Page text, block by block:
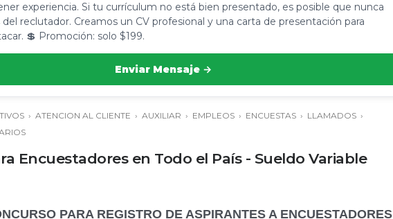
experiencia. Si tu currículum no está bien presentado, es posible que nunca
reclutador. Creamos un CV profesional y una carta de presentación para
💲 Promoción: solo $199.
Enviar Mensaje →
› ATENCION AL CLIENTE › AUXILIAR › EMPLEOS › ENCUESTAS › LLAMADOS ›
Encuestadores en Todo el País - Sueldo Variable
PARA REGISTRO DE ASPIRANTES A ENCUESTADORES